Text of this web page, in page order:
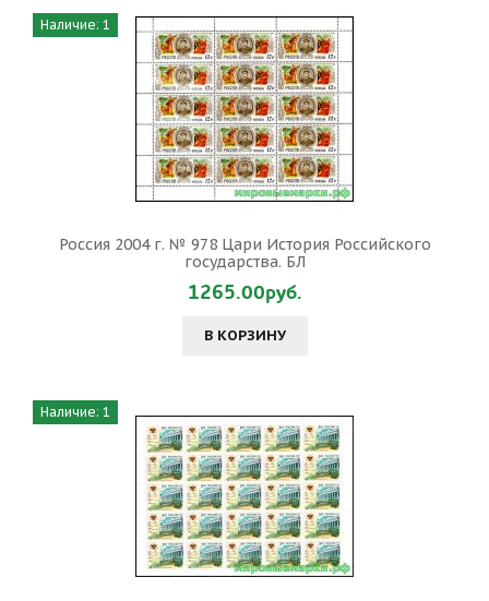
Наличие: 1
Россия 2004 г. № 978 Цари История Российского
государства. БЛ
1265.00руб.
В КОРЗИНУ
Наличие: 1